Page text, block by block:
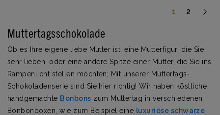
1 2
Muttertagsschokolade
Ob es Ihre eigene liebe Mutter ist, eine Mutterfigur, die Sie
sehr lieben, oder eine andere Spitze einer Mutter, die Sie ins
Rampenlicht stellen möchten; Mit unserer Muttertags-
Schokoladenserie sind Sie hier richtig! Wir haben köstliche
handgemachte Bonbons zum Muttertag in verschiedenen
Bonbonboxen, wie zum Beispiel eine luxuriöse schwarze